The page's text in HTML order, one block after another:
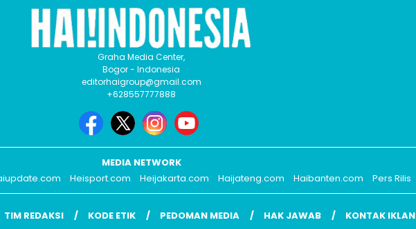
Graha Media Center,
Bogor - Indonesia
editorhaigroup@gmail.com
+628557777888
MEDIA NETWORK
Heisport.com Heijakarta.com Haijateng.com Haibanten.com Pers Rilis
TIM REDAKSI KODE ETIK PEDOMAN MEDIA HAK JAWAB KONTAK IKLAN